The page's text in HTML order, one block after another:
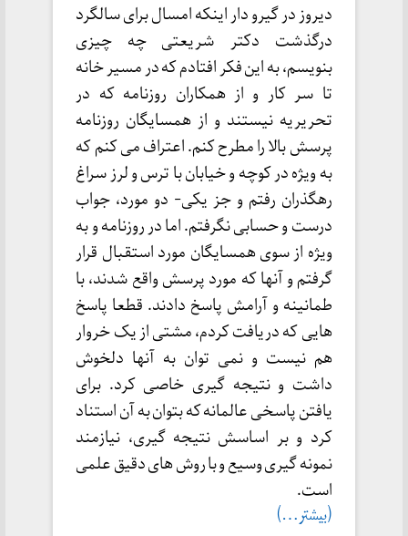
دیروز در گیرو دار اینکه امسال برای سالگرد
درگذشت دکتر شریعتی چه چیزی
بنویسم، به این فکر افتادم که در مسیر خانه
تا سر کار و از همکاران روزنامه که در
تحریریه نیستند و از همسایگان روزنامه
پرسش بالا را مطرح کنم. اعتراف می کنم که
به ویژه در کوچه و خیابان با ترس و لرز سراغ
رهگذران رفتم و جز یکی- دو مورد، جواب
درست و حسابی نگرفتم. اما در روزنامه و به
ویژه از سوی همسایگان مورد استقبال قرار
گرفتم و آنها که مورد پرسش واقع شدند، با
طمانینه و آرامش پاسخ دادند. قطعا پاسخ
هایی که دریافت کردم، مشتی از یک خروار
هم نیست و نمی توان به آنها دلخوش
داشت و نتیجه گیری خاصی کرد. برای
یافتن پاسخی عالمانه که بتوان به آن استناد
کرد و بر اساسش نتیجه گیری، نیازمند
نمونه گیری وسیع و با روش های دقیق علمی
است.
(بیشتر…)